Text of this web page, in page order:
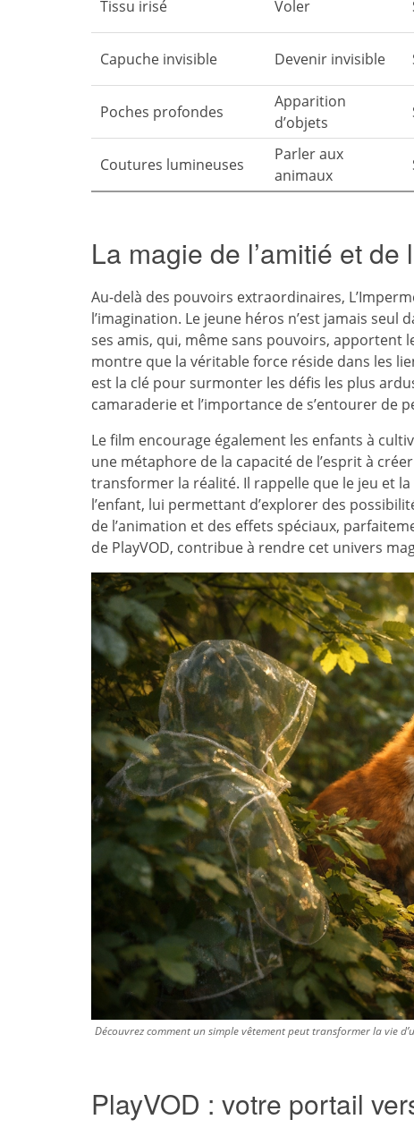
Tissu irisé Voler
Capuche invisible Devenir invisible
Poches profondes
Apparition
d’objets
Coutures lumineuses
Parler aux
animaux
La magie de l’amitié et de
Au-delà des pouvoirs extraordinaires,
l’imagination. Le jeune héros n’est jamais
ses amis, qui, même sans pouvoirs, apportent
montre que la véritable force réside dans les
est la clé pour surmonter les défis les plus
camaraderie et l’importance de s’entourer de
Le film encourage également les enfants à
une métaphore de la capacité de l’esprit à
transformer la réalité. Il rappelle que le jeu et
l’enfant, lui permettant d’explorer des
de l’animation et des effets spéciaux,
de PlayVOD, contribue à rendre cet univers
Découvrez comment un simple vêtement peut transformer la vie
PlayVOD : votre portail